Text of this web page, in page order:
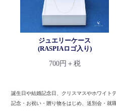
ジュエリーケース
(RASPIAロゴ入り)
700円＋税
誕生日や結婚記念日、クリスマスやホワイト
記念・お祝い・贈り物をはじめ、送別会・就